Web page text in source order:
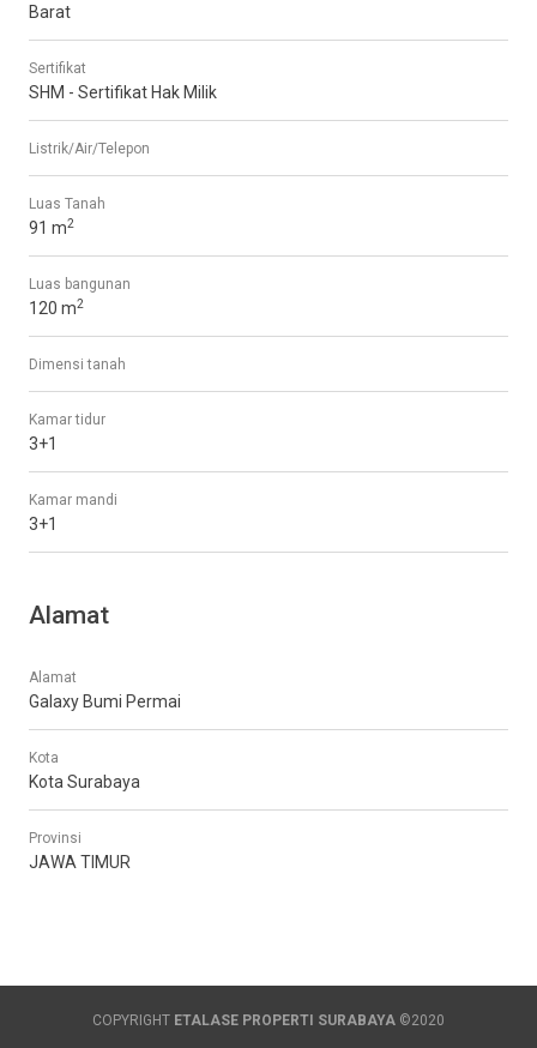
Barat
Sertifikat
SHM - Sertifikat Hak Milik
Listrik/Air/Telepon
Luas Tanah
91 m2
Luas bangunan
120 m2
Dimensi tanah
Kamar tidur
3+1
Kamar mandi
3+1
Alamat
Alamat
Galaxy Bumi Permai
Kota
Kota Surabaya
Provinsi
JAWA TIMUR
COPYRIGHT ETALASE PROPERTI SURABAYA ©2020